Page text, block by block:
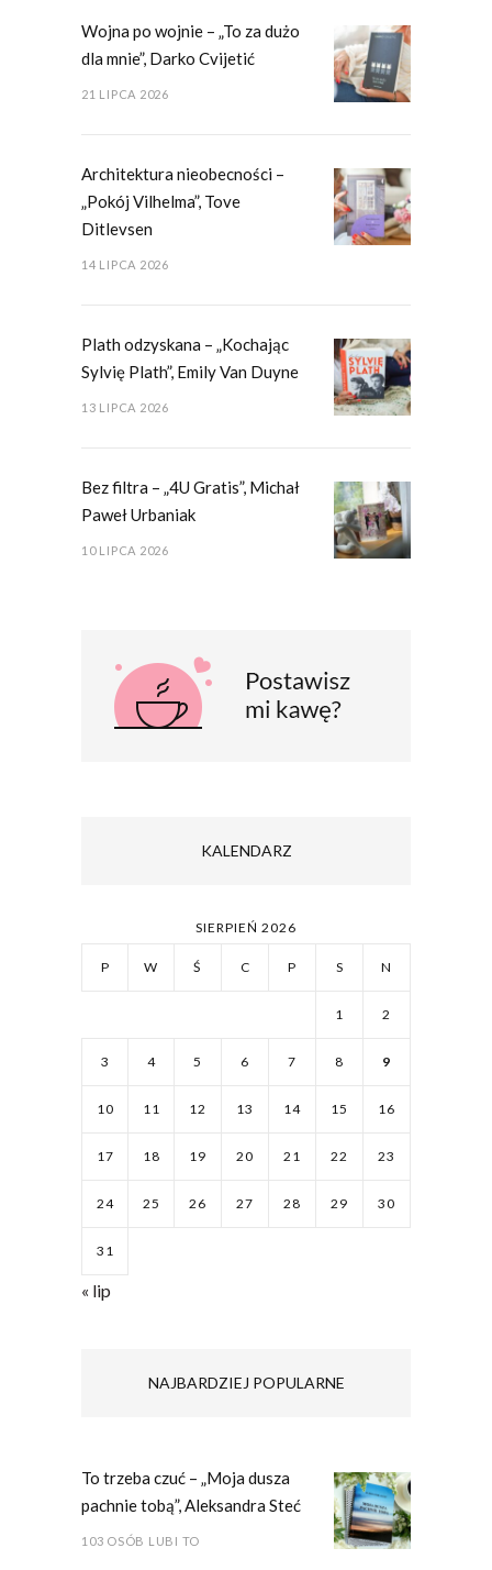
Wojna po wojnie – „To za dużo
dla mnie”, Darko Cvijetić
21 LIPCA 2026
Architektura nieobecności –
„Pokój Vilhelma”, Tove
Ditlevsen
14 LIPCA 2026
Plath odzyskana – „Kochając
Sylvię Plath”, Emily Van Duyne
13 LIPCA 2026
Bez filtra – „4U Gratis”, Michał
Paweł Urbaniak
10 LIPCA 2026
KALENDARZ
SIERPIEŃ 2026
P W Ś C P S N
1 2
3 4 5 6 7 8 9
10 11 12 13 14 15 16
17 18 19 20 21 22 23
24 25 26 27 28 29 30
31
« lip
NAJBARDZIEJ POPULARNE
To trzeba czuć – „Moja dusza
pachnie tobą”, Aleksandra Steć
103 OSÓB LUBI TO